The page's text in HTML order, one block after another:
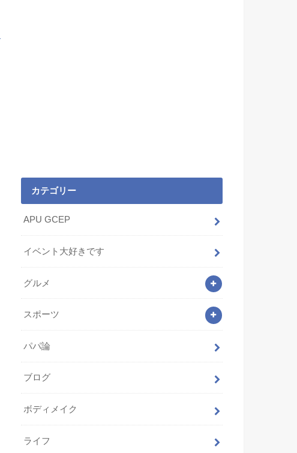
カテゴリー
APU GCEP
イベント大好きです
グルメ
スポーツ
パパ論
ブログ
ボディメイク
ライフ